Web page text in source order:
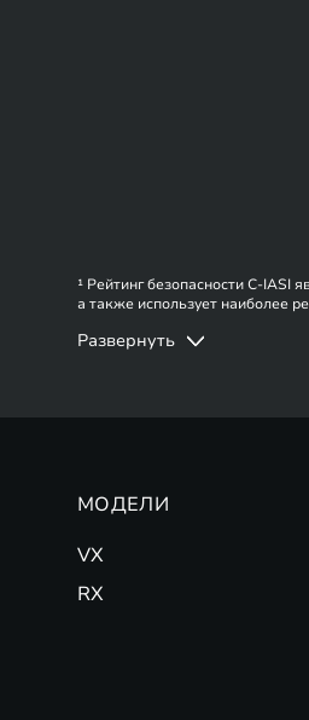
¹ Рейтинг безопасности C-IASI
а также использует наиболее
Развернуть
МОДЕЛИ
VX
RX